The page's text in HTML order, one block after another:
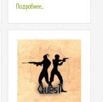
Подробнее...